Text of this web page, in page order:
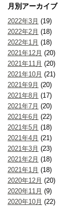
月別アーカイブ
2022年3月 (19)
2022年2月 (18)
2022年1月 (18)
2021年12月 (20)
2021年11月 (20)
2021年10月 (21)
2021年9月 (20)
2021年8月 (17)
2021年7月 (20)
2021年6月 (22)
2021年5月 (18)
2021年4月 (21)
2021年3月 (23)
2021年2月 (18)
2021年1月 (18)
2020年12月 (20)
2020年11月 (9)
2020年10月 (22)